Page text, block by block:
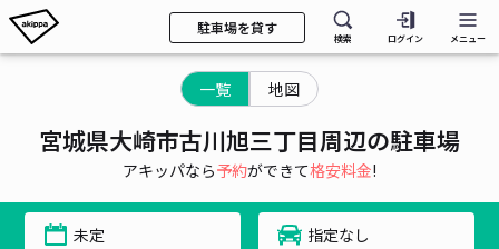
駐車場を貸す
検索 ログイン メニュー
一覧 地図
宮城県大崎市古川旭三丁目周辺の駐車場
アキッパなら予約ができて格安料金!
未定 指定なし